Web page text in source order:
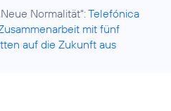
Normalität“:Telefónica
mit fünf
auf die Zukunft aus